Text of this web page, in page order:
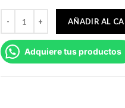
AÑADIR AL
Adquiere tus productos